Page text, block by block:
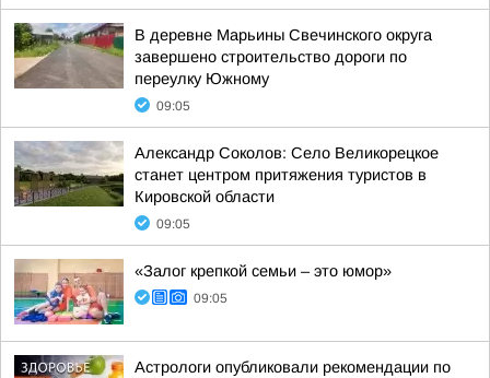
В деревне Марьины Свечинского округа
завершено строительство дороги по
переулку Южному
09:05
Александр Соколов: Село Великорецкое
станет центром притяжения туристов в
Кировской области
09:05
«Залог крепкой семьи – это юмор»
09:05
Астрологи опубликовали рекомендации по